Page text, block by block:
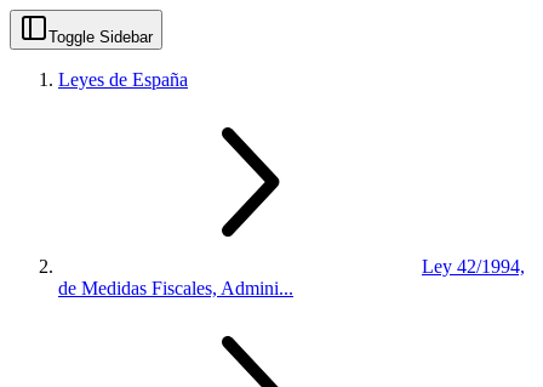
Toggle Sidebar
Leyes de España
Ley 42/1994,
de Medidas Fiscales, Admini...